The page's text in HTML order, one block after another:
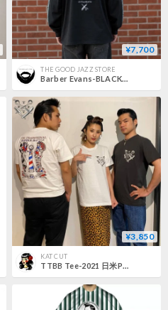
¥7,700
THE GOOD JAZZ STORE
Barber Evans-BLACK by ADLIB CAT
¥3,850
KAT CUT
TTBB Tee-2021 日米Pin-up(S~XL)